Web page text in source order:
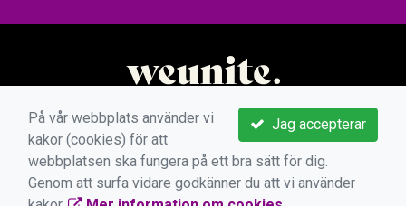
Jag accepterar
På vår webbplats använder vi
kakor (cookies) för att
webbplatsen ska fungera på ett bra sätt för dig.
Genom att surfa vidare godkänner du att vi använder